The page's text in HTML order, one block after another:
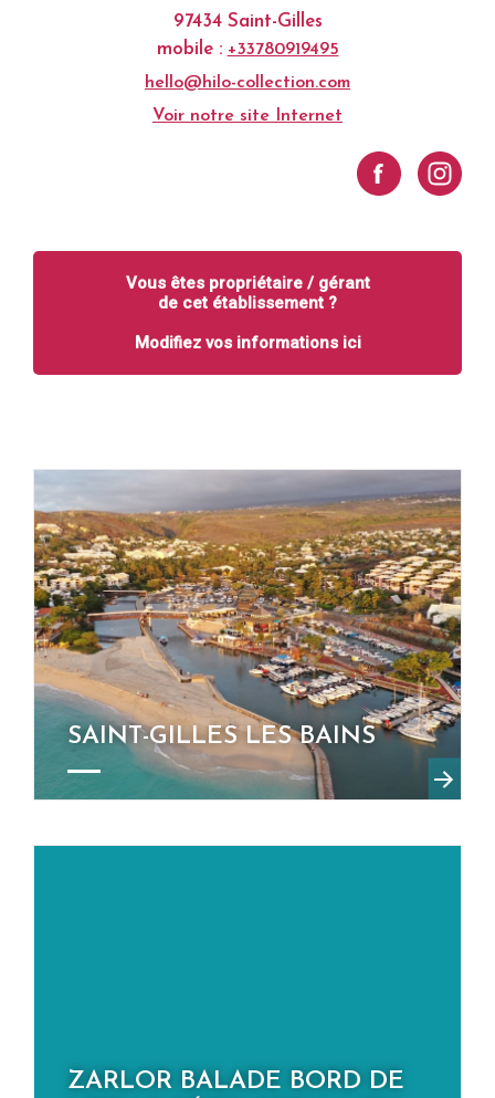
97434 Saint-Gilles
mobile : +33780919495
hello@hilo-collection.com
Voir notre site Internet
Vous êtes propriétaire / gérant
de cet établissement ?
Modifiez vos informations ici
SAINT-GILLES LES BAINS
ZARLOR BALADE BORD DE